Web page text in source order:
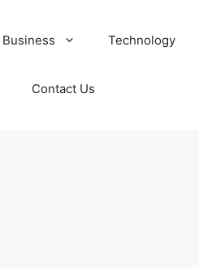
Business Technology
Contact Us